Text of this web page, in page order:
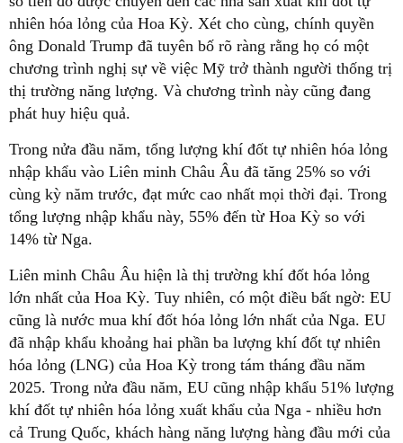
nhiên hóa lỏng của Hoa Kỳ. Xét cho cùng, chính quyền
ông Donald Trump đã tuyên bố rõ ràng rằng họ có một
chương trình nghị sự về việc Mỹ trở thành người thống trị
thị trường năng lượng. Và chương trình này cũng đang
phát huy hiệu quả.
Trong nửa đầu năm, tổng lượng khí đốt tự nhiên hóa lỏng
nhập khẩu vào Liên minh Châu Âu đã tăng 25% so với
cùng kỳ năm trước, đạt mức cao nhất mọi thời đại. Trong
tổng lượng nhập khẩu này, 55% đến từ Hoa Kỳ so với
14% từ Nga.
Liên minh Châu Âu hiện là thị trường khí đốt hóa lỏng
lớn nhất của Hoa Kỳ. Tuy nhiên, có một điều bất ngờ: EU
cũng là nước mua khí đốt hóa lỏng lớn nhất của Nga. EU
đã nhập khẩu khoảng hai phần ba lượng khí đốt tự nhiên
hóa lỏng (LNG) của Hoa Kỳ trong tám tháng đầu năm
2025. Trong nửa đầu năm, EU cũng nhập khẩu 51% lượng
khí đốt tự nhiên hóa lỏng xuất khẩu của Nga - nhiều hơn
cả Trung Quốc, khách hàng năng lượng hàng đầu mới của